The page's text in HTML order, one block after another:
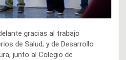
gracias al trabajo
de Salud; y de Desarrollo
junto al Colegio de